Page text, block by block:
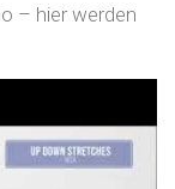
– hier werden